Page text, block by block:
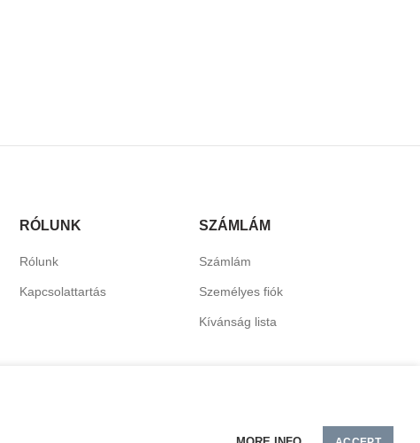
RÓLUNK
Rólunk
Kapcsolattartás
SZÁMLÁM
Számlám
Személyes fiók
Kívánság lista